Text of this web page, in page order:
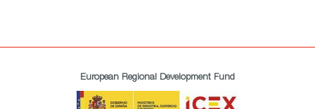
European Regional Development Fund